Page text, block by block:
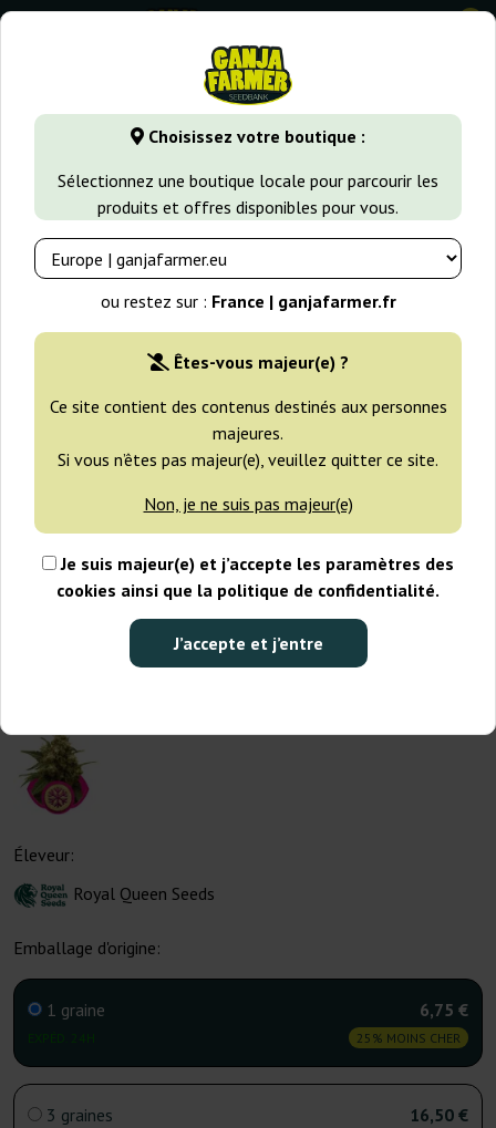
Choisissez votre boutique :
Sélectionnez une boutique locale pour parcourir les
produits et offres disponibles pour vous.
ou restez sur : France | ganjafarmer.fr
Êtes-vous majeur(e) ?
Ce site contient des contenus destinés aux personnes
majeures.
Si vous n’êtes pas majeur(e), veuillez quitter ce site.
Non, je ne suis pas majeur(e)
Je suis majeur(e) et j’accepte les paramètres des
cookies ainsi que la politique de confidentialité.
J’accepte et j’entre
0
GanjaFarmer.fr Types de Graines Graines de Cannabis
-25%
+gratisie
Éleveur:
Royal Queen Seeds
Emballage d'origine:
1 graine 6,75 €
25% MOINS CHER
3 graines 16,50 €